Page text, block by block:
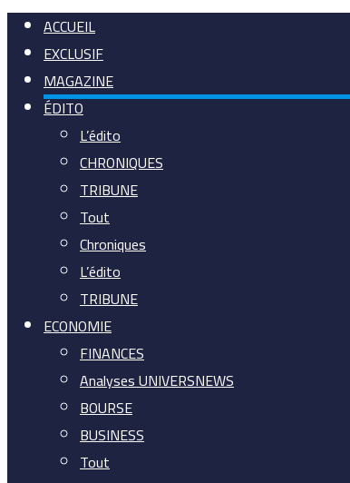
ACCUEIL
EXCLUSIF
MAGAZINE
ÉDITO
L’édito
CHRONIQUES
TRIBUNE
Tout
Chroniques
L’édito
TRIBUNE
ECONOMIE
FINANCES
Analyses UNIVERSNEWS
BOURSE
BUSINESS
Tout